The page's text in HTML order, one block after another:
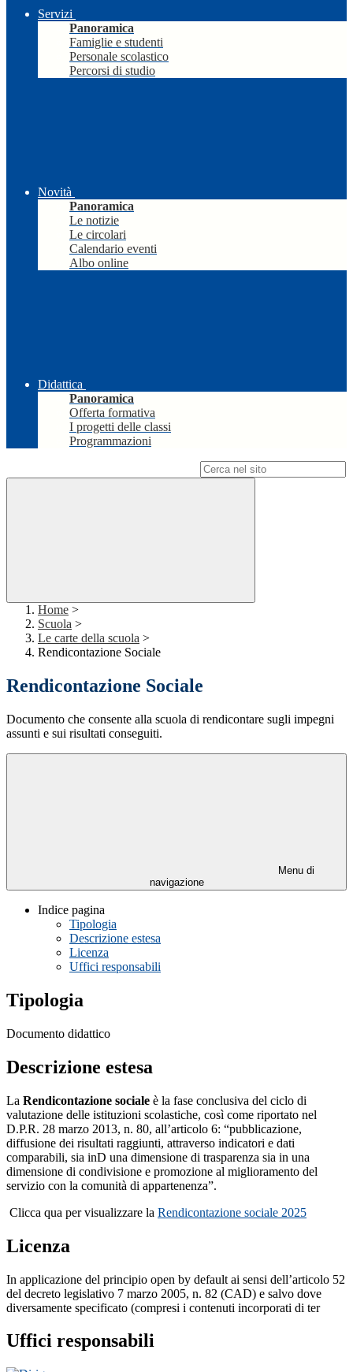
Servizi
Panoramica
Famiglie e studenti
Personale scolastico
Percorsi di studio
Novità
Panoramica
Le notizie
Le circolari
Calendario eventi
Albo online
Didattica
Panoramica
Offerta formativa
I progetti delle classi
Programmazioni
Home >
Scuola >
Le carte della scuola >
Rendicontazione Sociale
Rendicontazione Sociale
Documento che consente alla scuola di rendicontare sugli impegni
assunti e sui risultati conseguiti.
Menu di
navigazione
Indice pagina
Tipologia
Descrizione estesa
Licenza
Uffici responsabili
Tipologia
Documento didattico
Descrizione estesa
La Rendicontazione sociale è la fase conclusiva del ciclo di
valutazione delle istituzioni scolastiche, così come riportato nel
D.P.R. 28 marzo 2013, n. 80, all’articolo 6: “pubblicazione,
diffusione dei risultati raggiunti, attraverso indicatori e dati
comparabili, sia inD una dimensione di trasparenza sia in una
dimensione di condivisione e promozione al miglioramento del
servizio con la comunità di appartenenza”.
Clicca qua per visualizzare la Rendicontazione sociale 2025
Licenza
In applicazione del principio open by default ai sensi dell’articolo 52
del decreto legislativo 7 marzo 2005, n. 82 (CAD) e salvo dove
diversamente specificato (compresi i contenuti incorporati di ter
Uffici responsabili